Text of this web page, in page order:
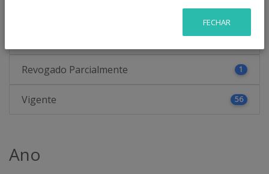
9
12
Revogado Parcialmente 1
Vigente 56
Ano
FECHAR